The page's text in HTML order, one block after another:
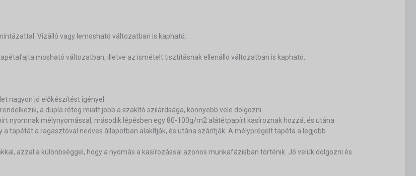
Vízálló vagy lemosható változatban is kapható.
mosható változatban, illetve az ismételt tisztításnak ellenálló változatban is kapható.
nagyon jó előkészítést igényel
a dupla réteg miatt jobb a szakító szilárdsága, könnyebb vele dolgozni.
nyomnak mélynyomással, második lépésben egy 80-100g/m2 alátétpapírt kasíroznak hozzá, és utána
tapétát a ragasztóval nedves állapotban alakítják, és utána szárítják. A mélyprégelt tapéta a legjobb
azzal a különbséggel, hogy a nyomás a kasírozással azonos munkafázisban történik. Jó velük dolgozni és